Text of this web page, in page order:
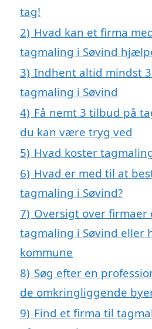
tag!
2) Hvad kan et firma
tagmaling i Søvind
3) Indhent altid mindst
tagmaling i Søvind
4) Få nemt 3 tilbud på
du kan være tryg ved
5) Hvad koster
6) Hvad er med til at
tagmaling i Søvind?
7) Oversigt over
tagmaling i Søvind eller
kommune
8) Søg efter en
de omkringliggende
9) Find et firma til